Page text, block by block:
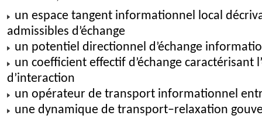
un espace tangent informationnel local
admissibles d’échange
un potentiel directionnel d’échange
un coefficient effectif d’échange caractérisant
d’interaction
un opérateur de transport informationnel
une dynamique de transport–relaxation